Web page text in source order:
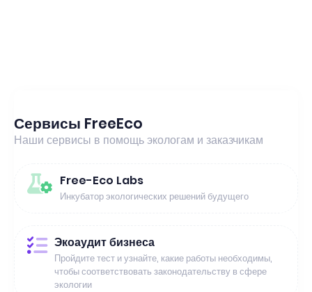
Сервисы FreeEco
Наши сервисы в помощь экологам и заказчикам
Free-Eco Labs
Инкубатор экологических решений будущего
Экоаудит бизнеса
Пройдите тест и узнайте, какие работы необходимы,
чтобы соответствовать законодательству в сфере
экологии